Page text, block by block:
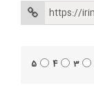
3
4
5